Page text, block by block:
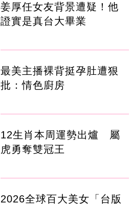
姜厚任女友背景遭疑！他
證實是真台大畢業
最美主播裸背挺孕肚遭狠
批：情色廚房
12生肖本周運勢出爐 屬
虎勇奪雙冠王
2026全球百大美女「台版